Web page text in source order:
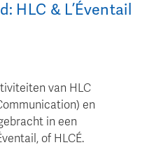
HLC & L’Éventail
van HLC
en
in een
of HLCÉ.